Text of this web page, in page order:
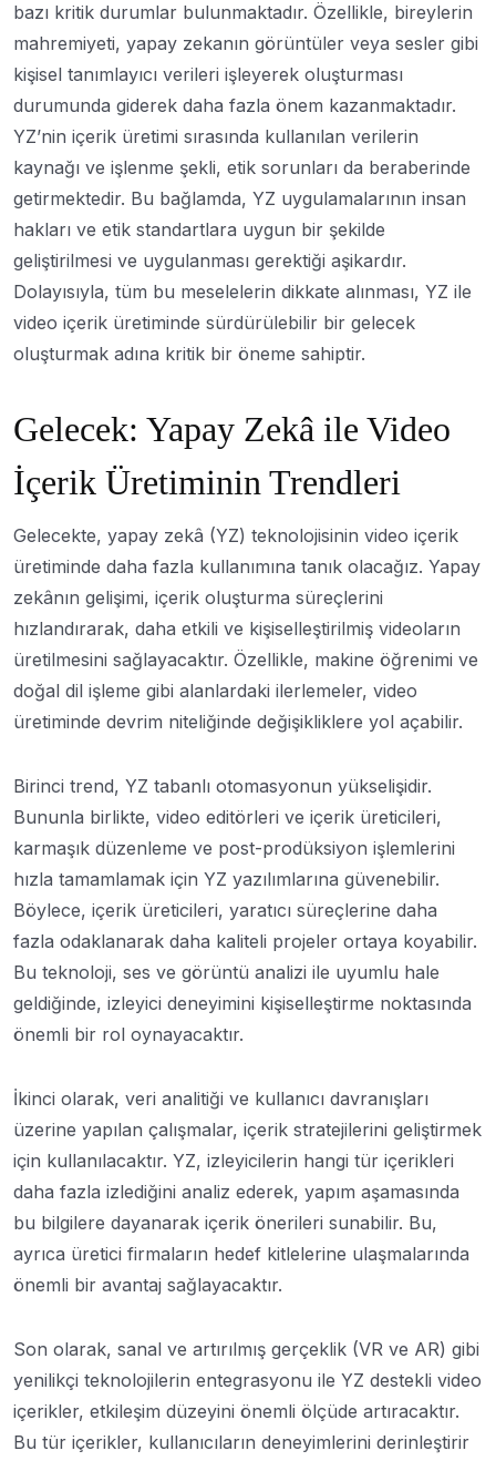
bazı kritik durumlar bulunmaktadır. Özellikle, bireylerin
mahremiyeti, yapay zekanın görüntüler veya sesler gibi
kişisel tanımlayıcı verileri işleyerek oluşturması
durumunda giderek daha fazla önem kazanmaktadır.
YZ’nin içerik üretimi sırasında kullanılan verilerin
kaynağı ve işlenme şekli, etik sorunları da beraberinde
getirmektedir. Bu bağlamda, YZ uygulamalarının insan
hakları ve etik standartlara uygun bir şekilde
geliştirilmesi ve uygulanması gerektiği aşikardır.
Dolayısıyla, tüm bu meselelerin dikkate alınması, YZ ile
video içerik üretiminde sürdürülebilir bir gelecek
oluşturmak adına kritik bir öneme sahiptir.
Gelecek: Yapay Zekâ ile Video
İçerik Üretiminin Trendleri
Gelecekte, yapay zekâ (YZ) teknolojisinin video içerik
üretiminde daha fazla kullanımına tanık olacağız. Yapay
zekânın gelişimi, içerik oluşturma süreçlerini
hızlandırarak, daha etkili ve kişiselleştirilmiş videoların
üretilmesini sağlayacaktır. Özellikle, makine öğrenimi ve
doğal dil işleme gibi alanlardaki ilerlemeler, video
üretiminde devrim niteliğinde değişikliklere yol açabilir.
Birinci trend, YZ tabanlı otomasyonun yükselişidir.
Bununla birlikte, video editörleri ve içerik üreticileri,
karmaşık düzenleme ve post-prodüksiyon işlemlerini
hızla tamamlamak için YZ yazılımlarına güvenebilir.
Böylece, içerik üreticileri, yaratıcı süreçlerine daha
fazla odaklanarak daha kaliteli projeler ortaya koyabilir.
Bu teknoloji, ses ve görüntü analizi ile uyumlu hale
geldiğinde, izleyici deneyimini kişiselleştirme noktasında
önemli bir rol oynayacaktır.
İkinci olarak, veri analitiği ve kullanıcı davranışları
üzerine yapılan çalışmalar, içerik stratejilerini geliştirmek
için kullanılacaktır. YZ, izleyicilerin hangi tür içerikleri
daha fazla izlediğini analiz ederek, yapım aşamasında
bu bilgilere dayanarak içerik önerileri sunabilir. Bu,
ayrıca üretici firmaların hedef kitlelerine ulaşmalarında
önemli bir avantaj sağlayacaktır.
Son olarak, sanal ve artırılmış gerçeklik (VR ve AR) gibi
yenilikçi teknolojilerin entegrasyonu ile YZ destekli video
içerikler, etkileşim düzeyini önemli ölçüde artıracaktır.
Bu tür içerikler, kullanıcıların deneyimlerini derinleştirir